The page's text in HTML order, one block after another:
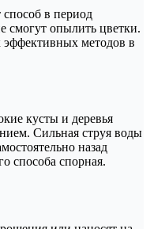
способ в период
смогут опылить цветки.
эффективных методов в
кусты и деревья
Сильная струя воды
назад
способа спорная.